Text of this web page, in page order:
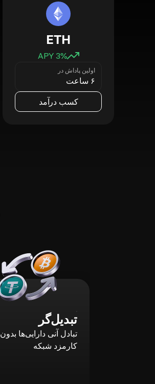
ETH
3% APY
اولین پاداش در
۶ ساعت
کسب درآمد
تبدیل‌گر
تبادل آنی دارایی‌ها بدون
کارمزد شبکه